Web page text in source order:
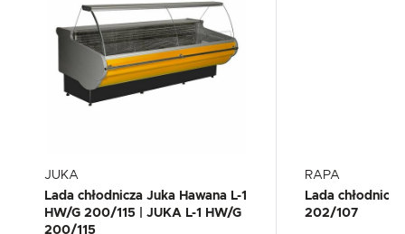
JUKA
Lada chłodnicza Juka Hawana L-1
HW/G 200/115 | JUKA L-1 HW/G
200/115
RAPA
Lada
202/107